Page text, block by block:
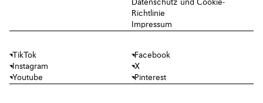
Datenschutz und Cookie-
Richtlinie
Impressum
TikTok
Facebook
Instagram
X
Youtube
Pinterest